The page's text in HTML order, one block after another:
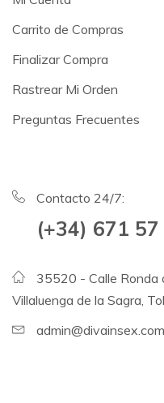
Carrito de Compras
Finalizar Compra
Rastrear Mi Orden
Preguntas Frecuentes
Contacto 24/7:
(+34) 671
35520 - Calle Ronda
Villaluenga de la Sagra,
admin@divainsex.com